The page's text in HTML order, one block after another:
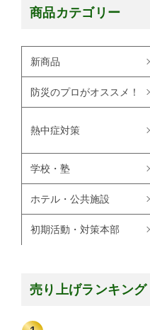
商品カテゴリー
新商品
防災のプロがオススメ！
熱中症対策
学校・塾
ホテル・公共施設
初期活動・対策本部
売り上げランキング